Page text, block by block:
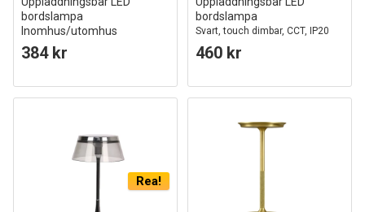
bordslampa
Inomhus/utomhus
Svart, touch dimbar, CCT, IP54
utomhus bordslampa
384 kr
bordslampa
Svart, touch dimbar, CCT, IP20
460 kr
Rea!